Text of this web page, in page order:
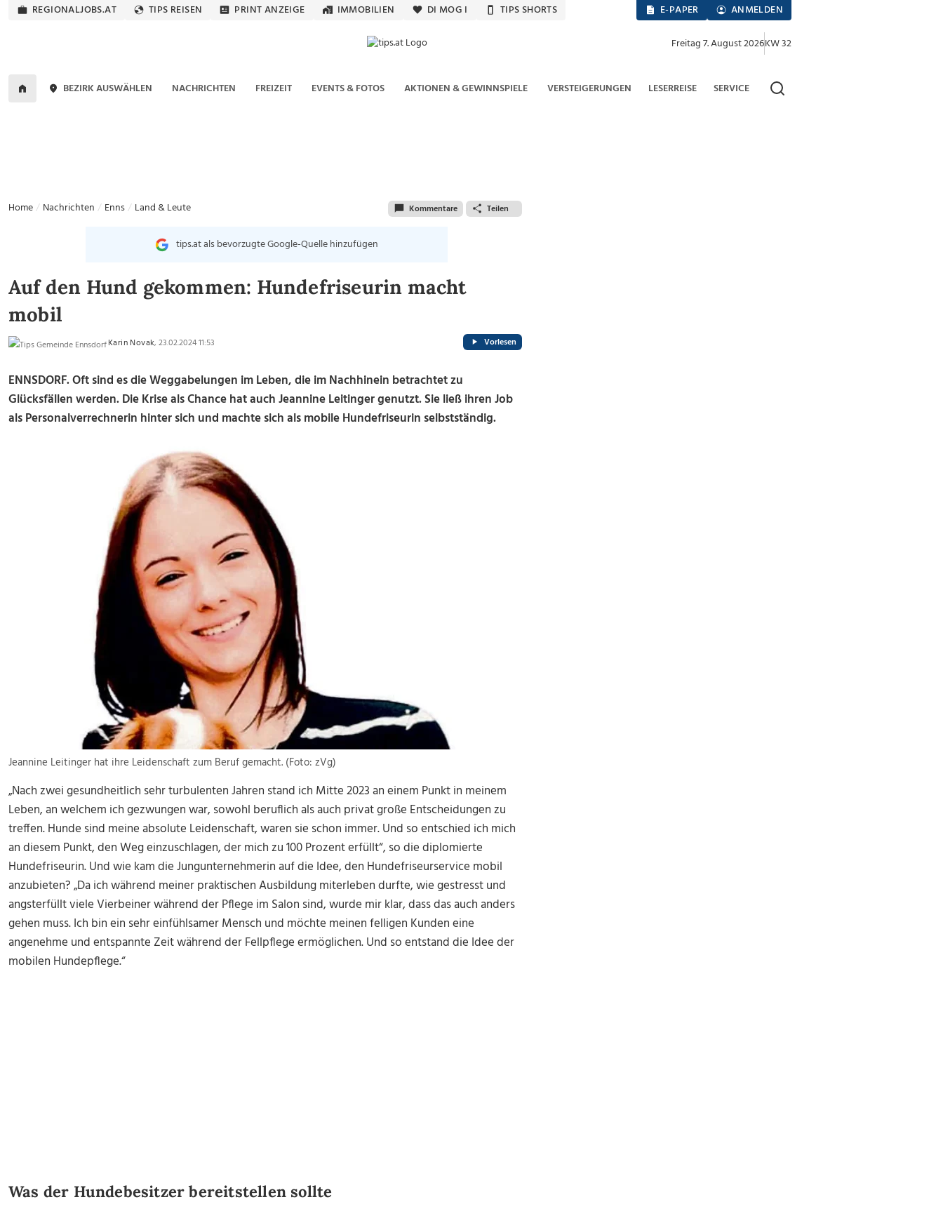
REGIONALJOBS.AT TIPS REISEN PRINT ANZEIGE IMMOBILIEN DI MOG I TIPS SHORTS E-PAPER ANMELDEN
Freitag 7. August 2026KW 32
BEZIRK AUSWÄHLEN NACHRICHTEN FREIZEIT EVENTS & FOTOS AKTIONEN & GEWINNSPIELE VERSTEIGERUNGEN LESERREISE SERVICE
Home Nachrichten Enns Land & Leute Kommentare Teilen
tips.at als bevorzugte Google-Quelle hinzufügen
Auf den Hund gekommen: Hundefriseurin macht
mobil
Karin Novak, 23.02.2024 11:53 Vorlesen
ENNSDORF. Oft sind es die Weggabelungen im Leben, die im Nachhinein betrachtet zu
Glücksfällen werden. Die Krise als Chance hat auch Jeannine Leitinger genutzt. Sie ließ ihren Job
als Personalverrechnerin hinter sich und machte sich als mobile Hundefriseurin selbstständig.
Jeannine Leitinger hat ihre Leidenschaft zum Beruf gemacht. (Foto: zVg)
„Nach zwei gesundheitlich sehr turbulenten Jahren stand ich Mitte 2023 an einem Punkt in meinem
Leben, an welchem ich gezwungen war, sowohl beruflich als auch privat große Entscheidungen zu
treffen. Hunde sind meine absolute Leidenschaft, waren sie schon immer. Und so entschied ich mich
an diesem Punkt, den Weg einzuschlagen, der mich zu 100 Prozent erfüllt“, so die diplomierte
Hundefriseurin. Und wie kam die Jungunternehmerin auf die Idee, den Hundefriseurservice mobil
anzubieten? „Da ich während meiner praktischen Ausbildung miterleben durfte, wie gestresst und
angsterfüllt viele Vierbeiner während der Pflege im Salon sind, wurde mir klar, dass das auch anders
gehen muss. Ich bin ein sehr einfühlsamer Mensch und möchte meinen felligen Kunden eine
angenehme und entspannte Zeit während der Fellpflege ermöglichen. Und so entstand die Idee der
mobilen Hundepflege.“
Was der Hundebesitzer bereitstellen sollte